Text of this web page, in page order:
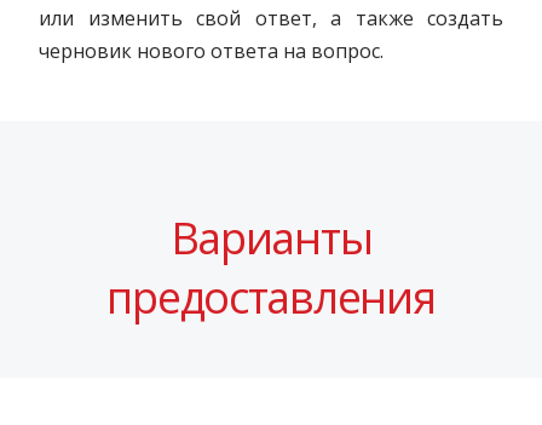
или изменить свой ответ, а также создать
черновик нового ответа на вопрос.
Варианты
предоставления